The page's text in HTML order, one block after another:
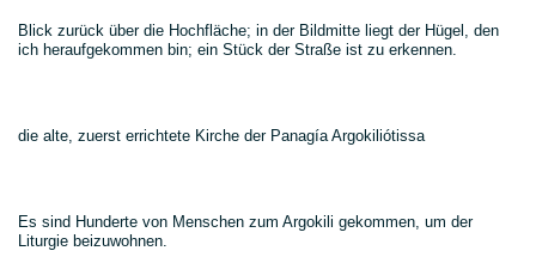
Blick zurück über die Hochfläche; in der Bildmitte liegt der Hügel, den
ich heraufgekommen bin; ein Stück der Straße ist zu erkennen.
die alte, zuerst errichtete Kirche der Panagía Argokiliótissa
Es sind Hunderte von Menschen zum Argokili gekommen, um der
Liturgie beizuwohnen.